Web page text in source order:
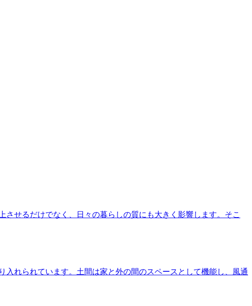
せるだけでなく、日々の暮らしの質にも大きく影響します。そこ
れられています。土間は家と外の間のスペースとして機能し、風通